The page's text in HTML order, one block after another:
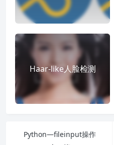
Haar-like人脸检测
Python—fileinput操作